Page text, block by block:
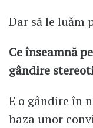
Dar să le luăm
Ce înseamnă
gândire
E o gândire în
baza unor